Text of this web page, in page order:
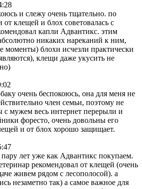
и слежу очень тщательно. по
клещей и блох советовалась с
капли Адвантикс. этим
никаких нареканий к ним,
моменты) блохи исчезли практически
клещи даже укусить не
очень беспокоюсь, она для меня не
член семьи, поэтому не
с мужем весь интернет перерыли и
форесто, очень довольны его
и от блох хорошо защищает.
лет уже как Адвантикс покупаем.
рекомендовал от клещей (очень
живем рядом с лесополосой). а
незаметно так) а самое важное для